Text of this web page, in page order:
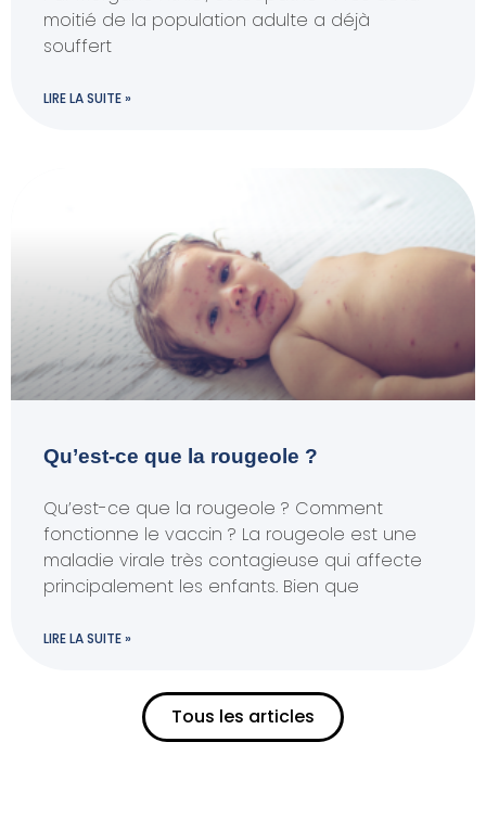
moitié de la population adulte a déjà
souffert
LIRE LA SUITE »
Qu’est-ce que la rougeole ?
Qu’est-ce que la rougeole ? Comment
fonctionne le vaccin ? La rougeole est une
maladie virale très contagieuse qui affecte
principalement les enfants. Bien que
LIRE LA SUITE »
Tous les articles